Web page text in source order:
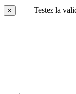
× Testez la